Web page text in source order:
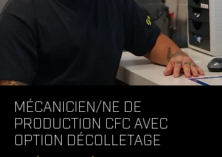
MÉCANICIEN/NE DE
PRODUCTION CFC AVEC
OPTION DÉCOLLETAGE